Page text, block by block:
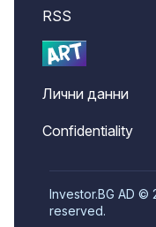
RSS
Лични данни
Confidentiality
Investor.BG AD ©
reserved.